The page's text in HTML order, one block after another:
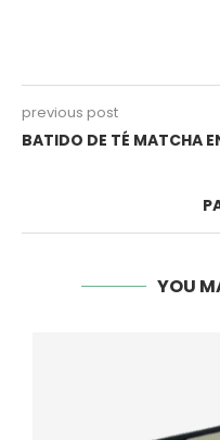
previous post
BATIDO DE TÉ MATCHA
YOU